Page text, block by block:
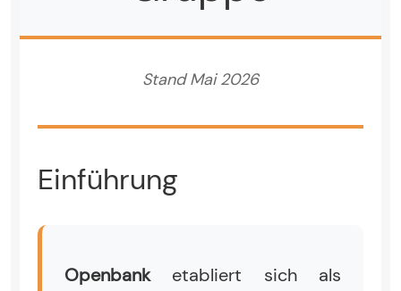
Stand Mai 2026
Einführung
Openbanketabliert sich als